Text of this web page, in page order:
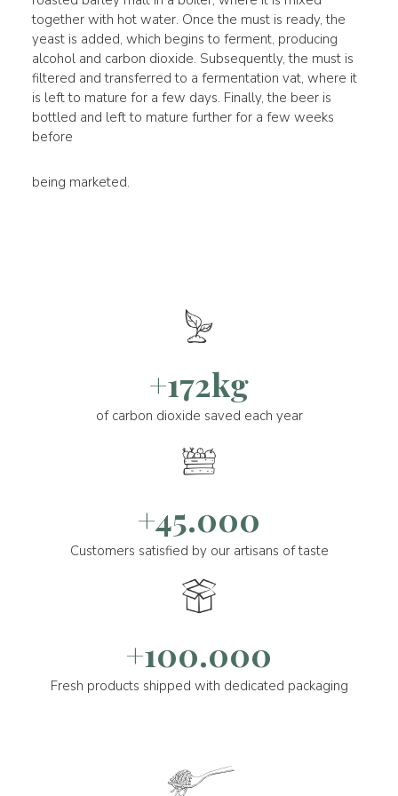
together with hot water. Once the must is ready, the
yeast is added, which begins to ferment, producing
alcohol and carbon dioxide. Subsequently, the must is
filtered and transferred to a fermentation vat, where it
is left to mature for a few days. Finally, the beer is
bottled and left to mature further for a few weeks
before
being marketed.
+172kg
of carbon dioxide saved each year
+45.000
Customers satisfied by our artisans of taste
+100.000
Fresh products shipped with dedicated packaging